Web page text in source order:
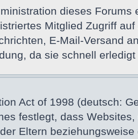
dieses
Mitglied Zugriff
E-Mail-Versand
da sie schnell
Act of 1998 (deutsch:
festlegt, dass
Eltern